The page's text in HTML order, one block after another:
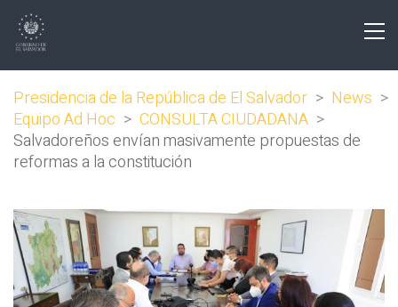
Presidencia de la República de El Salvador > News >
Equipo Ad Hoc > CONSULTA CIUDADANA >
Salvadoreños envían masivamente propuestas de
reformas a la constitución